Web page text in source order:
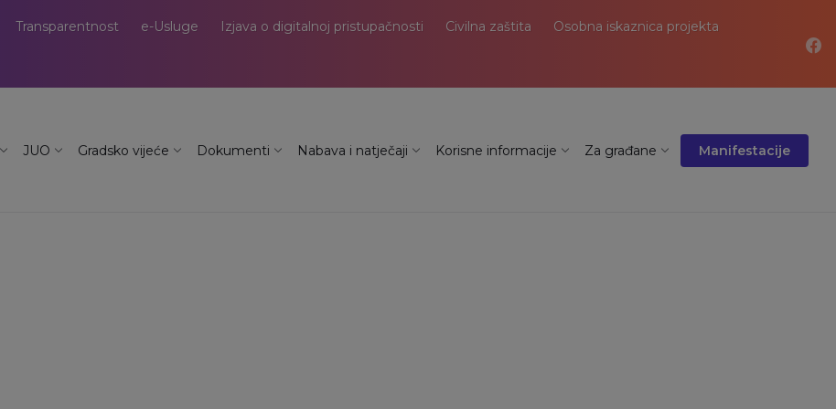
Transparentnost e-Usluge Izjava o digitalnoj pristupačnosti Civilna zaštita Osobna iskaznica projekta
JUO Gradsko vijeće Dokumenti Nabava i natječaji Korisne informacije Za građane Manifestacije